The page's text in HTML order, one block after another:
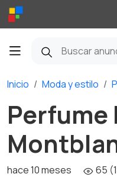
Inicio Moda y estilo
Perfume
hace 10 meses 65